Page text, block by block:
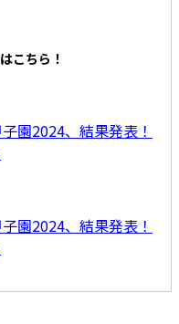
こちら！
園2024、結果発表！
園2024、結果発表！